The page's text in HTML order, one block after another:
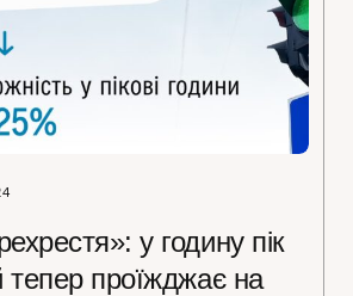
у годину пік
тепер проїжджає на